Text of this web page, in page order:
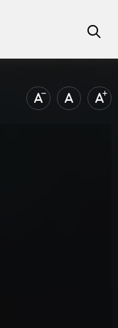
搜尋
文字尺寸縮小
文字尺寸
文